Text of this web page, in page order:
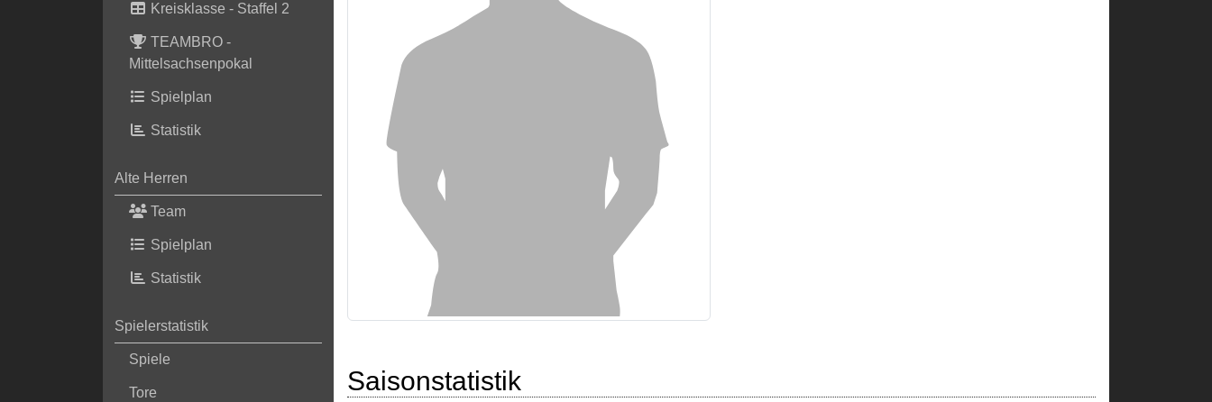
Kreisklasse - Staffel 2
TEAMBRO -
Mittelsachsenpokal
Spielplan
Statistik
Alte Herren
Team
Spielplan
Statistik
Spielerstatistik
Spiele
Tore Saisonstatistik